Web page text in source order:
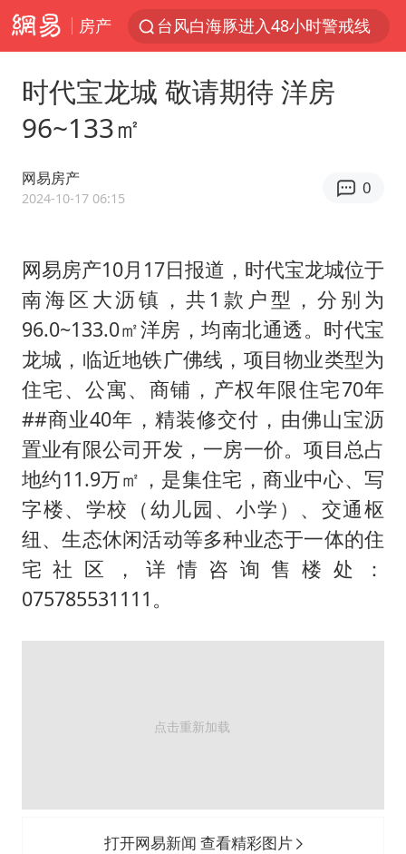
房产
台风白海豚进入48小时警戒线
宇树科技发行价格150.80元/股
五粮液渠道价一箱上涨近百元
U17国足1分钟轰2球
泰国一女公务员妆容引争议 本人回应
村民谈“梅姨”：叫的其实是“媒姨”
24小时不关空调 电费会更低吗
中国养老床位“三连降”
哪吒汽车南宁工厂设备降价20%拍卖
郑国霖回应去景区上班被保安拦下
我国编制完成新版全月地质图
“深圳地面沉降致车辆损坏”不实
奋进开新局 实干挑大梁
时代宝龙城 敬请期待 洋房
96~133㎡
网易房产
2024-10-17 06:15
0
网易房产10月17日报道，时代宝龙城位于
南海区大沥镇，共1款户型，分别为
96.0~133.0㎡洋房，均南北通透。时代宝
龙城，临近地铁广佛线，项目物业类型为
住宅、公寓、商铺，产权年限住宅70年
##商业40年，精装修交付，由佛山宝沥
置业有限公司开发，一房一价。项目总占
地约11.9万㎡，是集住宅，商业中心、写
字楼、学校（幼儿园、小学）、交通枢
纽、生态休闲活动等多种业态于一体的住
宅社区，详情咨询售楼处：
075785531111。
打开网易新闻 查看精彩图片